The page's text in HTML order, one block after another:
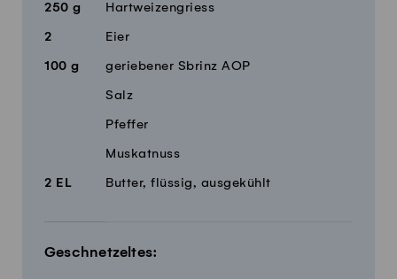
250 g Hartweizengriess
2 Eier
100 g geriebener Sbrinz AOP
Salz
Pfeffer
Muskatnuss
2 EL Butter, flüssig, ausgekühlt
Geschnetzeltes: